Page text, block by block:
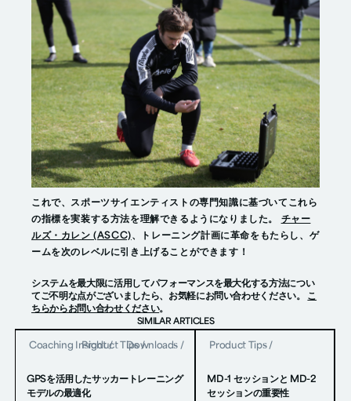
これで、スポーツサイエンティストの専門知識に基づいてこれら
の指標を実装する方法を理解できるようになりました。 チャー
ルズ・カレン (ASCC)、トレーニング計画に革命をもたらし、ゲ
ームを次のレベルに引き上げることができます！
システムを最大限に活用してパフォーマンスを最大化する方法につい
てご不明な点がございましたら、お気軽にお問い合わせください。 こ
ちらからお問い合わせください。
SIMILAR ARTICLES
Coaching Insight /
Product Tips /
Downloads /
GPSを活用したサッカートレーニング
モデルの最適化
Product Tips /
MD-1 セッションと MD-2
セッションの重要性